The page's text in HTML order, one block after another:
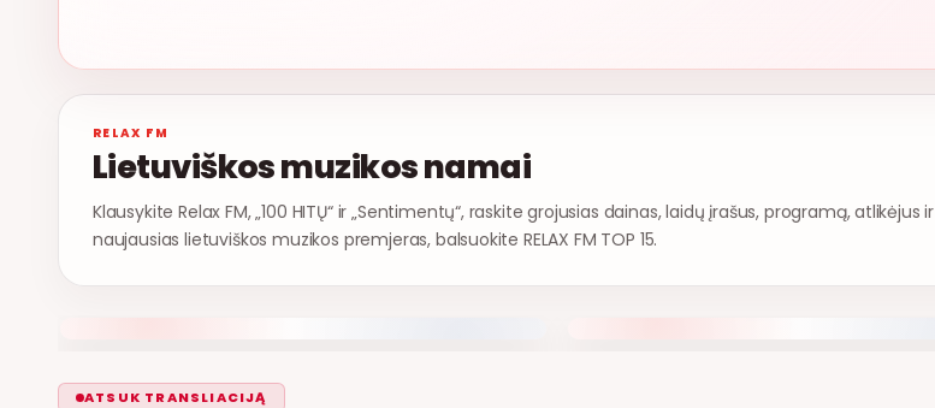
RELAX FM
Lietuviškos muzikos namai
Klausykite Relax FM, „100 HITŲ“ ir „Sentimentų“, raskite grojusias dainas, laidų įrašus, programą, atlikėjus ir
naujausias lietuviškos muzikos premjeras, balsuokite RELAX FM TOP 15.
ATSUK TRANSLIACIJĄ